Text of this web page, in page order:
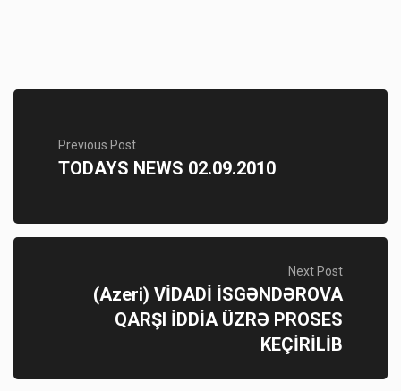
Previous Post
TODAYS NEWS 02.09.2010
Next Post
(Azeri) VİDADİ İSGƏNDƏROVA
QARŞI İDDİA ÜZRƏ PROSES
KEÇİRİLİB